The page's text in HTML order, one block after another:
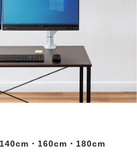
・160cm・180cm